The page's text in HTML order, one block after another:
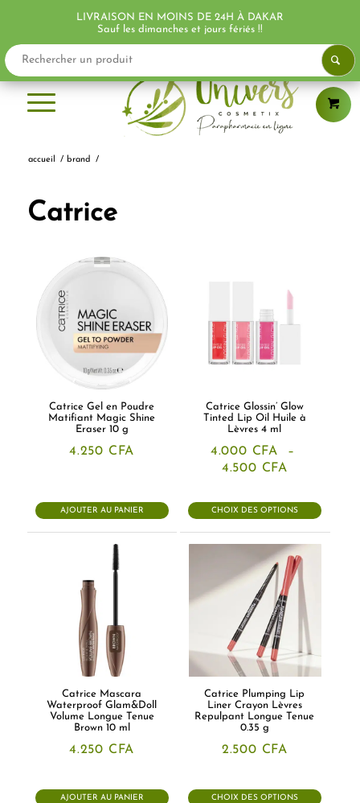
accueil / brand /
Catrice
Catrice Gel en Poudre
Matifiant Magic Shine
Eraser 10 g
4.250 CFA
AJOUTER AU PANIER
Catrice Glossin’ Glow
Tinted Lip Oil Huile à
Lèvres 4 ml
4.000 CFA
–
4.500 CFA
4.000 CFA
à
4.500 CFA
CHOIX DES OPTIONS
Catrice Mascara
Waterproof Glam&Doll
Volume Longue Tenue
Brown 10 ml
4.250 CFA
AJOUTER AU PANIER
Catrice Plumping Lip
Liner Crayon Lèvres
Repulpant Longue Tenue
0.35 g
2.500 CFA
CHOIX DES OPTIONS
LIVRAISON EN MOINS DE 24H À DAKAR
Sauf les dimanches et jours fériés !!